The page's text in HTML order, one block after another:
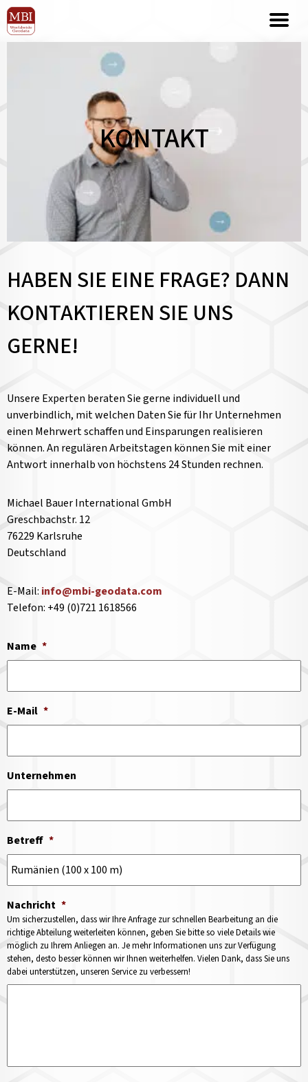
KONTAKT
HABEN SIE EINE FRAGE? DANN
KONTAKTIEREN SIE UNS
GERNE!
Unsere Experten beraten Sie gerne individuell und
unverbindlich, mit welchen Daten Sie für Ihr Unternehmen
einen Mehrwert schaffen und Einsparungen realisieren
können. An regulären Arbeitstagen können Sie mit einer
Antwort innerhalb von höchstens 24 Stunden rechnen.
Michael Bauer International GmbH
Greschbachstr. 12
76229 Karlsruhe
Deutschland
E-Mail: info@mbi-geodata.com
Telefon: +49 (0)721 1618566
Name *
E-Mail *
Unternehmen
Betreff *
Nachricht *
Um sicherzustellen, dass wir Ihre Anfrage zur schnellen Bearbeitung an die
richtige Abteilung weiterleiten können, geben Sie bitte so viele Details wie
möglich zu Ihrem Anliegen an. Je mehr Informationen uns zur Verfügung
stehen, desto besser können wir Ihnen weiterhelfen. Vielen Dank, dass Sie uns
dabei unterstützen, unseren Service zu verbessern!